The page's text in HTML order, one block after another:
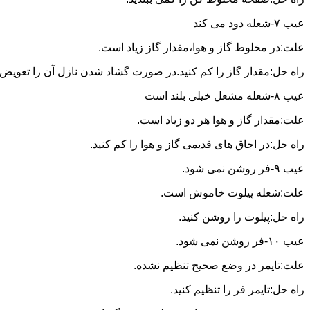
عیب ۷-شعله دود می کند
علت:در مخلوط گاز و هوا،مقدار گاز زیاد است.
راه حل:مقدار گاز را کم کنید.در صورت گشاد شدن نازل آن را تعویض
عیب ۸-شعله مشعل خیلی بلند است
علت:مقدار گاز و هوا هر دو زیاد است.
راه حل:در اجاق های قدیمی گاز و هوا را کم کنید.
عیب ۹-فر روشن نمی شود.
علت:شعله پیلوت خاموش است.
راه حل:پیلوت را روشن کنید.
عیب ۱۰-فر روشن نمی شود.
علت:تایمر در وضع صحیح تنظیم نشده.
راه حل:تایمر فر را تنظیم کنید.